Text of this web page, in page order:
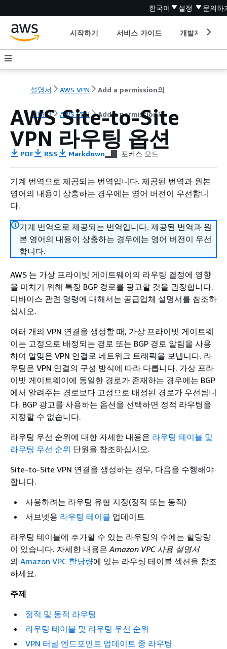
한국어 설정 문의하
시작하기 서비스 가이드 개발자 도구
설명서 AWS VPN Add a permission의
설명서 AWS VPN Add a permission의
AWS Site-to-Site
VPN 라우팅 옵션
PDF RSS Markdown 포커스 모드
기계 번역으로 제공되는 번역입니다. 제공된 번역과 원본
영어의 내용이 상충하는 경우에는 영어 버전이 우선합니
다.
기계 번역으로 제공되는 번역입니다. 제공된 번역과 원
본 영어의 내용이 상충하는 경우에는 영어 버전이 우선
합니다.
AWS 는 가상 프라이빗 게이트웨이의 라우팅 결정에 영향
을 미치기 위해 특정 BGP 경로를 광고할 것을 권장합니다.
디바이스 관련 명령에 대해서는 공급업체 설명서를 참조하
십시오.
여러 개의 VPN 연결을 생성할 때, 가상 프라이빗 게이트웨
이는 고정으로 배정되는 경로 또는 BGP 경로 알림을 사용
하여 알맞은 VPN 연결로 네트워크 트래픽을 보냅니다. 라
우팅은 VPN 연결의 구성 방식에 따라 다릅니다. 가상 프라
이빗 게이트웨이에 동일한 경로가 존재하는 경우에는 BGP
에서 알려주는 경로보다 고정으로 배정된 경로가 우선됩니
다. BGP 광고를 사용하는 옵션을 선택하면 정적 라우팅을
지정할 수 없습니다.
라우팅 우선 순위에 대한 자세한 내용은 라우팅 테이블 및
라우팅 우선 순위 단원을 참조하십시오.
Site-to-Site VPN 연결을 생성하는 경우, 다음을 수행해야
합니다.
사용하려는 라우팅 유형 지정(정적 또는 동적)
서브넷용 라우팅 테이블 업데이트
라우팅 테이블에 추가할 수 있는 라우팅의 수에는 할당량
이 있습니다. 자세한 내용은Amazon VPC 사용 설명서
의 Amazon VPC 할당량에 있는 라우팅 테이블 섹션을 참조
하세요.
주제
정적 및 동적 라우팅
라우팅 테이블 및 라우팅 우선 순위
VPN 터널 엔드포인트 업데이트 중 라우팅